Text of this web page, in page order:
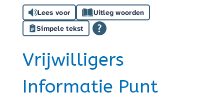
Lees voor
Uitleg woorden
Simpele tekst
Vrijwilligers
Informatie Punt